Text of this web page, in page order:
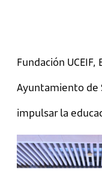
Fundación
Ayuntamiento de
impulsar la